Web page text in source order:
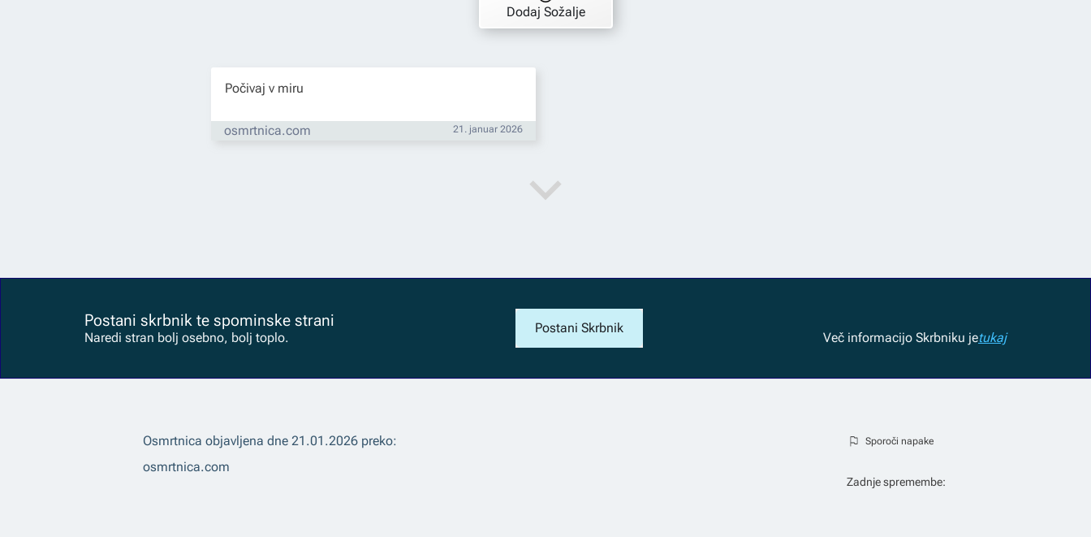
Dodaj Sožalje
Počivaj v miru
osmrtnica.com 21. januar 2026
Postani skrbnik te spominske strani
Naredi stran bolj osebno, bolj toplo.
Postani Skrbnik
Več informacijo Skrbniku jetukaj
Osmrtnica objavljena dne 21.01.2026 preko:
osmrtnica.com
Sporoči napake
Zadnje spremembe: